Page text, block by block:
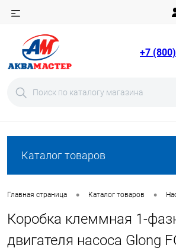
+7
Каталог товаров
Главная страница • Каталог товаров •
Коробка клеммная 1-
двигателя насоса Glong